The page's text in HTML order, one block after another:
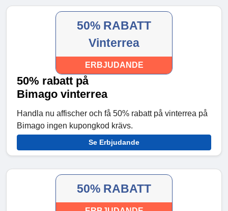
50% RABATT
Vinterrea
ERBJUDANDE
50% rabatt på
Bimago vinterrea
Handla nu affischer och få 50% rabatt på vinterrea på
Bimago ingen kupongkod krävs.
Se Erbjudande
50% RABATT